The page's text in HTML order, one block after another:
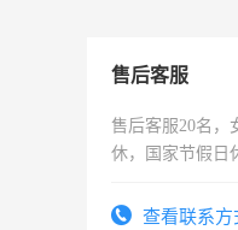
售后客服
售后客服20名，
休，国家节假日
查看联系方